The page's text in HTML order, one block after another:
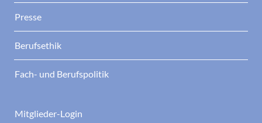
Presse
Berufsethik
Fach- und Berufspolitik
Mitglieder-Login